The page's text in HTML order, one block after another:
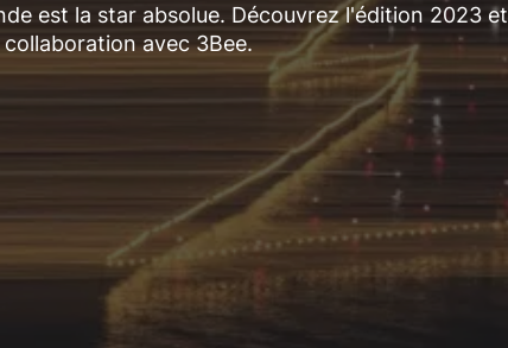
est la star absolue. Découvrez l'édition 2023 et
avec 3Bee.